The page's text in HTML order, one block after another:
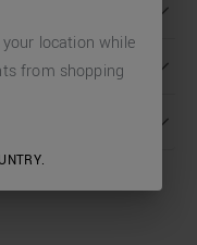
location while
from shopping